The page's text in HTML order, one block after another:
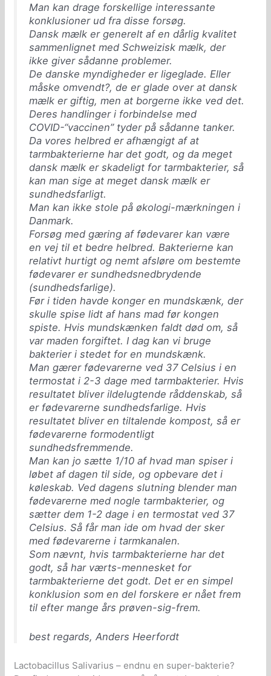
Man kan drage forskellige interessante
konklusioner ud fra disse forsøg.
Dansk mælk er generelt af en dårlig kvalitet
sammenlignet med Schweizisk mælk, der
ikke giver sådanne problemer.
De danske myndigheder er ligeglade. Eller
måske omvendt?, de er glade over at dansk
mælk er giftig, men at borgerne ikke ved det.
Deres handlinger i forbindelse med
COVID-“vaccinen” tyder på sådanne tanker.
Da vores helbred er afhængigt af at
tarmbakterierne har det godt, og da meget
dansk mælk er skadeligt for tarmbakterier, så
kan man sige at meget dansk mælk er
sundhedsfarligt.
Man kan ikke stole på økologi-mærkningen i
Danmark.
Forsøg med gæring af fødevarer kan være
en vej til et bedre helbred. Bakterierne kan
relativt hurtigt og nemt afsløre om bestemte
fødevarer er sundhedsnedbrydende
(sundhedsfarlige).
Før i tiden havde konger en mundskænk, der
skulle spise lidt af hans mad før kongen
spiste. Hvis mundskænken faldt død om, så
var maden forgiftet. I dag kan vi bruge
bakterier i stedet for en mundskænk.
Man gærer fødevarerne ved 37 Celsius i en
termostat i 2-3 dage med tarmbakterier. Hvis
resultatet bliver ildelugtende råddenskab, så
er fødevarerne sundhedsfarlige. Hvis
resultatet bliver en tiltalende kompost, så er
fødevarerne formodentligt
sundhedsfremmende.
Man kan jo sætte 1/10 af hvad man spiser i
løbet af dagen til side, og opbevare det i
køleskab. Ved dagens slutning blender man
fødevarerne med nogle tarmbakterier, og
sætter dem 1-2 dage i en termostat ved 37
Celsius. Så får man ide om hvad der sker
med fødevarerne i tarmkanalen.
Som nævnt, hvis tarmbakterierne har det
godt, så har værts-mennesket for
tarmbakterierne det godt. Det er en simpel
konklusion som en del forskere er nået frem
til efter mange års prøven-sig-frem.
best regards, Anders Heerfordt
Lactobacillus Salivarius – endnu en super-bakterie?